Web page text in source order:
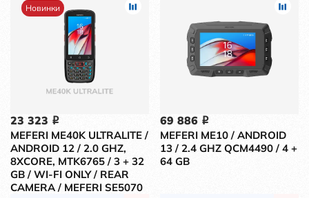
Новинки
23 323 i
MEFERI ME40K ULTRALITE /
ANDROID 12 / 2.0 GHZ,
8XCORE, MTK6765 / 3 + 32
GB / WI-FI ONLY / REAR
CAMERA / MEFERI SE5070
69 886 i
MEFERI ME10 / ANDROID
13 / 2.4 GHZ QCM4490 / 4 +
64 GB